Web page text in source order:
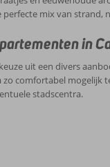
perfecte mix van strand,
in
uit een divers
zo comfortabel mogelijk
stadscentra.